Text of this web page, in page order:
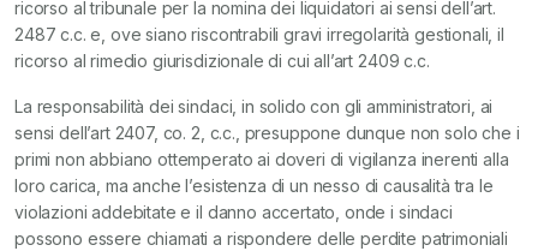
ricorso al tribunale per la nomina dei liquidatori ai sensi dell’art.
2487 c.c. e, ove siano riscontrabili gravi irregolarità gestionali, il
ricorso al rimedio giurisdizionale di cui all’art 2409 c.c.
La responsabilità dei sindaci, in solido con gli amministratori, ai
sensi dell’art 2407, co. 2, c.c., presuppone dunque non solo che i
primi non abbiano ottemperato ai doveri di vigilanza inerenti alla
loro carica, ma anche l’esistenza di un nesso di causalità tra le
violazioni addebitate e il danno accertato, onde i sindaci
possono essere chiamati a rispondere delle perdite patrimoniali